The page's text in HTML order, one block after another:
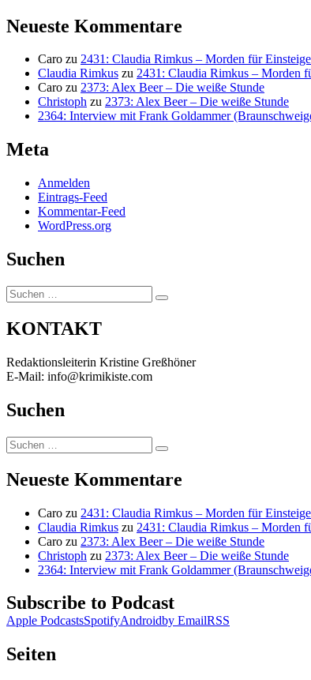
Neueste Kommentare
Caro zu 2431: Claudia Rimkus – Morden für
Claudia Rimkus zu 2431: Claudia Rimkus – Morden
Caro zu 2373: Alex Beer – Die weiße Stunde
Christoph zu 2373: Alex Beer – Die weiße Stunde
2364: Interview mit Frank Goldammer
Meta
Anmelden
Eintrags-Feed
Kommentar-Feed
WordPress.org
Suchen
Suchen
nach:
Suchen
KONTAKT
Redaktionsleiterin Kristine Greßhöner
E-Mail: info@krimikiste.com
Suchen
Suchen
nach:
Suchen
Neueste Kommentare
Caro zu 2431: Claudia Rimkus – Morden für
Claudia Rimkus zu 2431: Claudia Rimkus – Morden
Caro zu 2373: Alex Beer – Die weiße Stunde
Christoph zu 2373: Alex Beer – Die weiße Stunde
2364: Interview mit Frank Goldammer
Subscribe to Podcast
Apple PodcastsSpotifyAndroidby EmailRSS
Seiten